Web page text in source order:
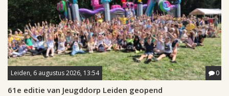
Leiden, 6 augustus 2026, 13:54 0
61e editie van Jeugddorp Leiden geopend